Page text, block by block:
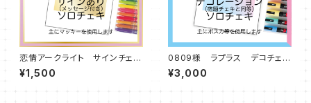
恋情アークライト サインチェキ
８月（サイン・メッセージ入り）
¥1,500
0809様 ラプラス デコチェキ
８月（宿題チェキと同等）
¥3,000